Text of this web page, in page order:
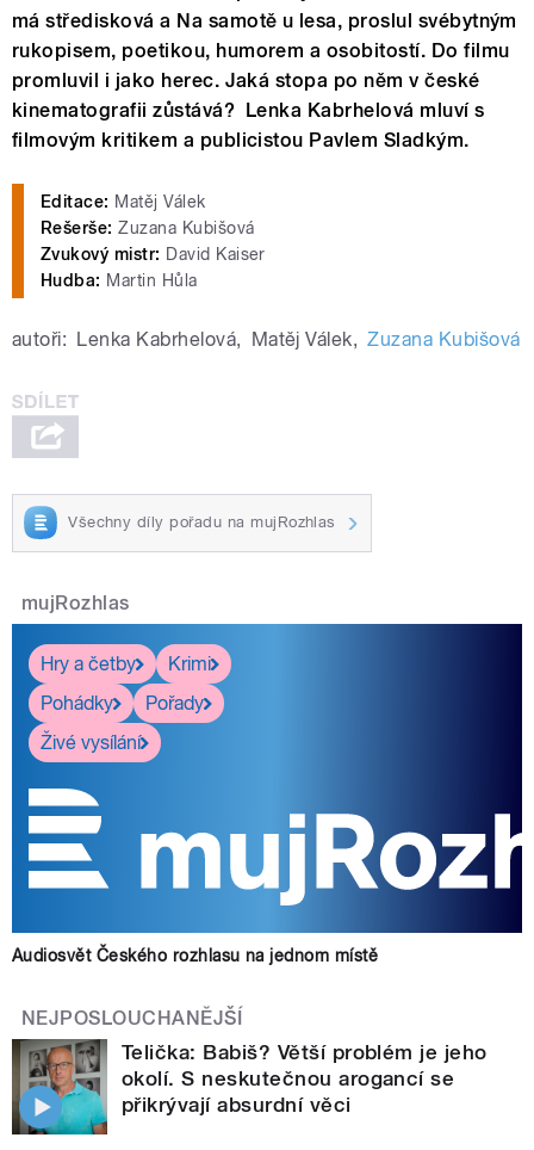
má středisková a Na samotě u lesa, proslul svébytným
rukopisem, poetikou, humorem a osobitostí. Do filmu
promluvil i jako herec. Jaká stopa po něm v české
kinematografii zůstává? Lenka Kabrhelová mluví s
filmovým kritikem a publicistou Pavlem Sladkým.
Editace: Matěj Válek
Rešerše: Zuzana Kubišová
Zvukový mistr: David Kaiser
Hudba: Martin Hůla
autoři: Lenka Kabrhelová, Matěj Válek, Zuzana Kubišová
Všechny díly pořadu na mujRozhlas
mujRozhlas
Hry a četby
Krimi
Pohádky
Pořady
Živé vysílání
Audiosvět Českého rozhlasu na jednom místě
NEJPOSLOUCHANĚJŠÍ
Telička: Babiš? Větší problém je jeho
okolí. S neskutečnou arogancí se
přikrývají absurdní věci